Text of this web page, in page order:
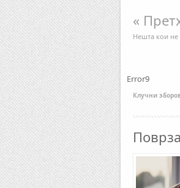
«
Нешта кои не
Error9
Клучни